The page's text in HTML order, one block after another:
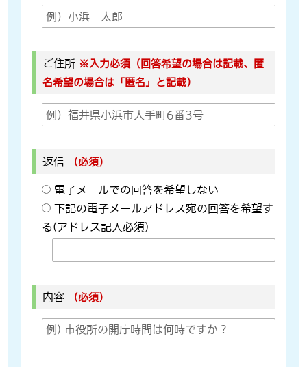
ご住所 ※入力必須（回答希望の場合は記載、匿
名希望の場合は「匿名」と記載）
返信 （必須）
電子メールでの回答を希望しない
下記の電子メールアドレス宛の回答を希望す
る(アドレス記入必須)
内容 （必須）